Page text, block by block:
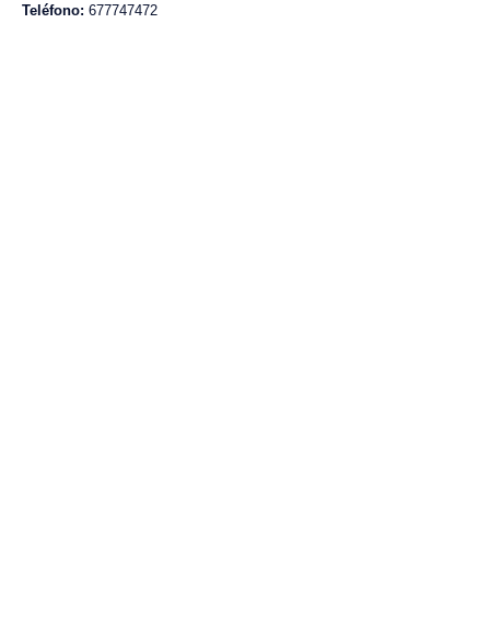
Teléfono: 677747472